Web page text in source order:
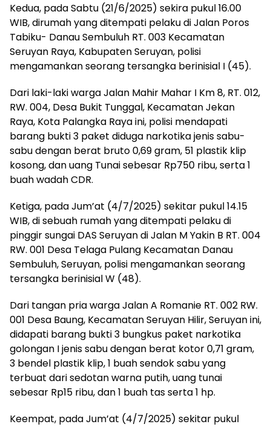
Kedua, pada Sabtu (21/6/2025) sekira pukul 16.00
WIB, dirumah yang ditempati pelaku di Jalan Poros
Tabiku- Danau Sembuluh RT. 003 Kecamatan
Seruyan Raya, Kabupaten Seruyan, polisi
mengamankan seorang tersangka berinisial I (45).
Dari laki-laki warga Jalan Mahir Mahar I Km 8, RT. 012,
RW. 004, Desa Bukit Tunggal, Kecamatan Jekan
Raya, Kota Palangka Raya ini, polisi mendapati
barang bukti 3 paket diduga narkotika jenis sabu-
sabu dengan berat bruto 0,69 gram, 51 plastik klip
kosong, dan uang Tunai sebesar Rp750 ribu, serta 1
buah wadah CDR.
Ketiga, pada Jum’at (4/7/2025) sekitar pukul 14.15
WIB, di sebuah rumah yang ditempati pelaku di
pinggir sungai DAS Seruyan di Jalan M Yakin B RT. 004
RW. 001 Desa Telaga Pulang Kecamatan Danau
Sembuluh, Seruyan, polisi mengamankan seorang
tersangka berinisial W (48).
Dari tangan pria warga Jalan A Romanie RT. 002 RW.
001 Desa Baung, Kecamatan Seruyan Hilir, Seruyan ini,
didapati barang bukti 3 bungkus paket narkotika
golongan I jenis sabu dengan berat kotor 0,71 gram,
3 bendel plastik klip, 1 buah sendok sabu yang
terbuat dari sedotan warna putih, uang tunai
sebesar Rp15 ribu, dan 1 buah tas serta 1 hp.
Keempat, pada Jum’at (4/7/2025) sekitar pukul